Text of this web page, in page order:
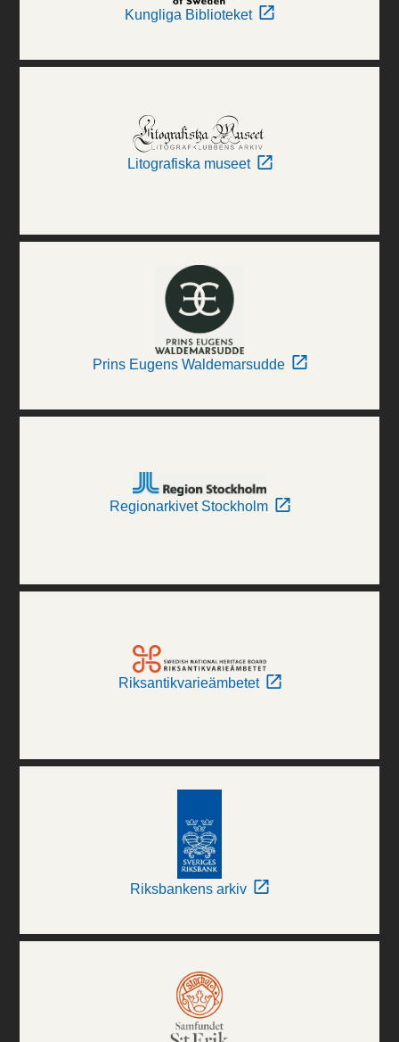
Kungliga Biblioteket
Litografiska museet
Prins Eugens Waldemarsudde
Regionarkivet Stockholm
Riksantikvarieämbetet
Riksbankens arkiv